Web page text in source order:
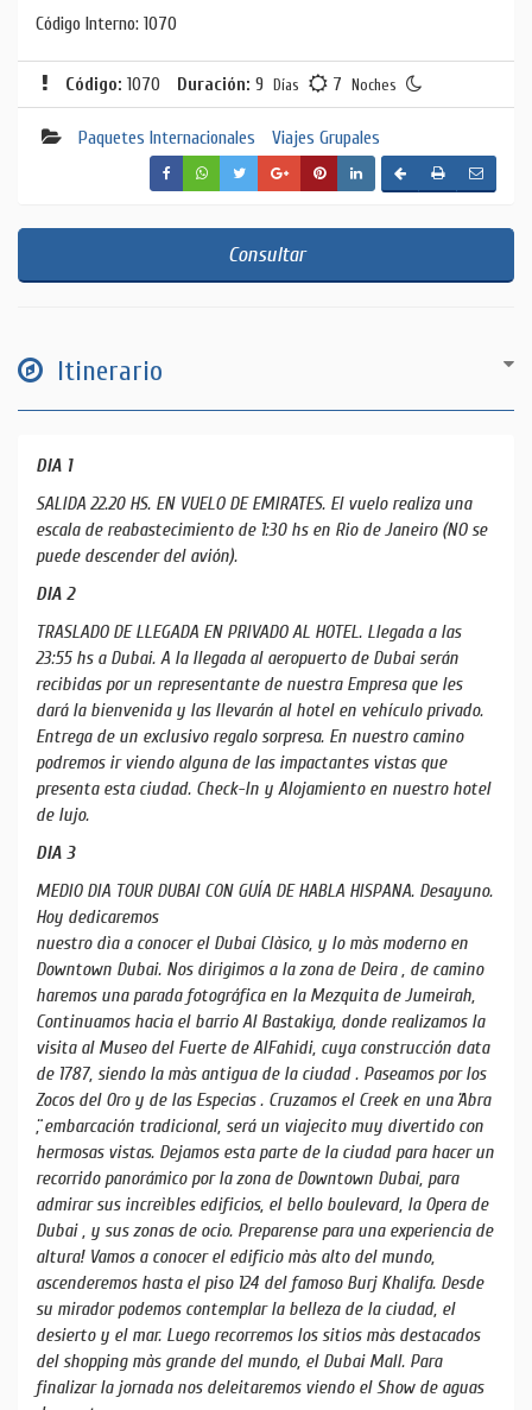
Código Interno: 1070
Código: 1070 Duración: 9 Días 7 Noches
Paquetes Internacionales Viajes Grupales
Consultar
Itinerario
DIA 1
SALIDA 22.20 HS. EN VUELO DE EMIRATES. El vuelo realiza una
escala de reabastecimiento de 1:30 hs en Rio de Janeiro (NO se
puede descender del avión).
DIA 2
TRASLADO DE LLEGADA EN PRIVADO AL HOTEL. Llegada a las
23:55 hs a Dubai. A la llegada al aeropuerto de Dubai serán
recibidas por un representante de nuestra Empresa que les
dará la bienvenida y las llevarán al hotel en vehículo privado.
Entrega de un exclusivo regalo sorpresa. En nuestro camino
podremos ir viendo alguna de las impactantes vistas que
presenta esta ciudad. Check-In y Alojamiento en nuestro hotel
de lujo.
DIA 3
MEDIO DIA TOUR DUBAI CON GUÍA DE HABLA HISPANA. Desayuno.
Hoy dedicaremos
nuestro dìa a conocer el Dubai Clàsico, y lo màs moderno en
Downtown Dubai. Nos dirigimos a la zona de Deira , de camino
haremos una parada fotográfica en la Mezquita de Jumeirah,
Continuamos hacia el barrio Al Bastakiya, donde realizamos la
visita al Museo del Fuerte de AlFahidi, cuya construcción data
de 1787, siendo la màs antigua de la ciudad . Paseamos por los
Zocos del Oro y de las Especias . Cruzamos el Creek en una ̈Abra
̈, embarcación tradicional, será un viajecito muy divertido con
hermosas vistas. Dejamos esta parte de la ciudad para hacer un
recorrido panorámico por la zona de Downtown Dubai, para
admirar sus increìbles edificios, el bello boulevard, la Opera de
Dubai , y sus zonas de ocio. Preparense para una experiencia de
altura! Vamos a conocer el edificio màs alto del mundo,
ascenderemos hasta el piso 124 del famoso Burj Khalifa. Desde
su mirador podemos contemplar la belleza de la ciudad, el
desierto y el mar. Luego recorremos los sitios màs destacados
del shopping màs grande del mundo, el Dubai Mall. Para
finalizar la jornada nos deleitaremos viendo el Show de aguas